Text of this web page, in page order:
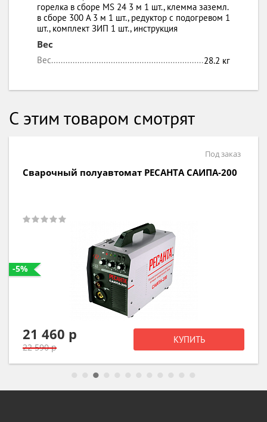
горелка в сборе MS 24 3 м 1 шт., клемма заземл.
в сборе 300 А 3 м 1 шт., редуктор с подогревом 1
шт., комплект ЗИП 1 шт., инструкция
Вес
Вес 28.2 кг
С этим товаром смотрят
Под заказ
Сварочный полуавтомат РЕСАНТА САИПА-200
-5%
21 460 р
22 590 р
КУПИТЬ